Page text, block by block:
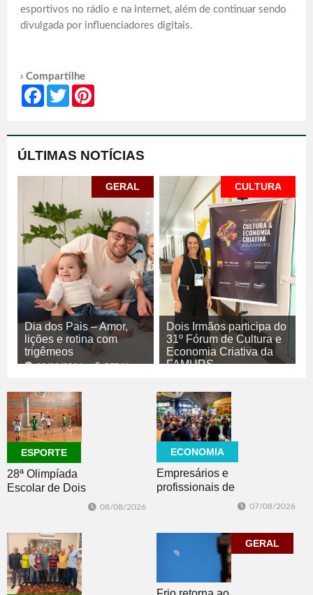
esportivos no rádio e na internet, além de continuar sendo
divulgada por influenciadores digitais.
› Compartilhe
FacebookTwitter
ÚLTIMAS NOTÍCIAS
GERAL
Dia dos Pais – Amor,
lições e rotina com
trigêmeos
08/08/2026 GERAL
CULTURA
Dois Irmãos participa do
31º Fórum de Cultura e
Economia Criativa da
FAMURS
CULTURA
ESPORTE
28ª Olimpíada
Escolar de Dois
08/08/2026
ECONOMIA
Empresários e
profissionais de
07/08/2026
GERAL